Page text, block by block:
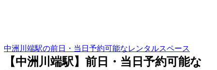
中洲川端駅の前日・当日予約可能なレンタルスペース
【中洲川端駅】前日・当日予約可能な